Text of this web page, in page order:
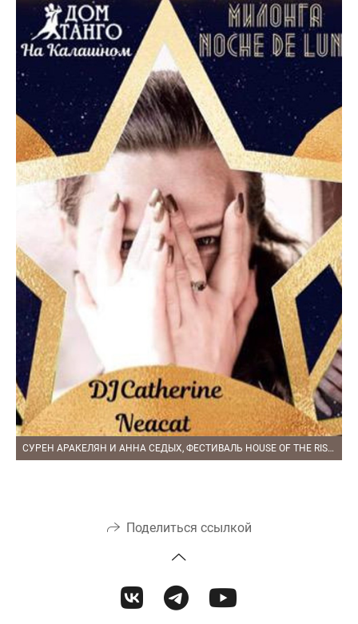
СУРЕН АРАКЕЛЯН И АННА СЕДЫХ, ФЕСТИВАЛЬ HOUSE OF THE RISING SUN
Поделиться ссылкой